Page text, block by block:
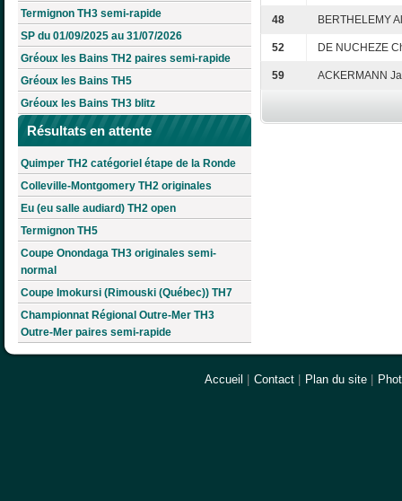
Termignon TH3 semi-rapide
SP du 01/09/2025 au 31/07/2026
Gréoux les Bains TH2 paires semi-rapide
Gréoux les Bains TH5
Gréoux les Bains TH3 blitz
Résultats en attente
Quimper TH2 catégoriel étape de la Ronde
Colleville-Montgomery TH2 originales
Eu (eu salle audiard) TH2 open
Termignon TH5
Coupe Onondaga TH3 originales semi-
normal
Coupe Imokursi (Rimouski (Québec)) TH7
Championnat Régional Outre-Mer TH3
Outre-Mer paires semi-rapide
48 BERTHELEMY
52 DE NUCHEZE
59 ACKERMANN
Accueil Contact Plan du site